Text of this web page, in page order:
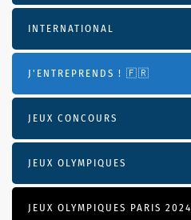
INTERNATIONAL
J'ENTREPRENDS ! 🇫🇷
JEUX CONCOURS
JEUX OLYMPIQUES
JEUX OLYMPIQUES PARIS 2024